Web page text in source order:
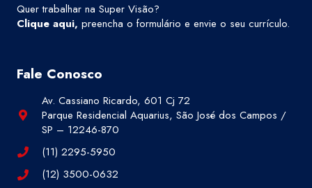
Quer trabalhar na Super Visão?
Clique aqui, preencha o formulário e envie o seu currículo.
Fale Conosco
Av. Cassiano Ricardo, 601 Cj 72
Parque Residencial Aquarius, São José dos Campos /
SP – 12246-870
(11) 2295-5950
(12) 3500-0632